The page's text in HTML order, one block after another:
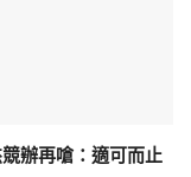
辦再嗆：適可而止